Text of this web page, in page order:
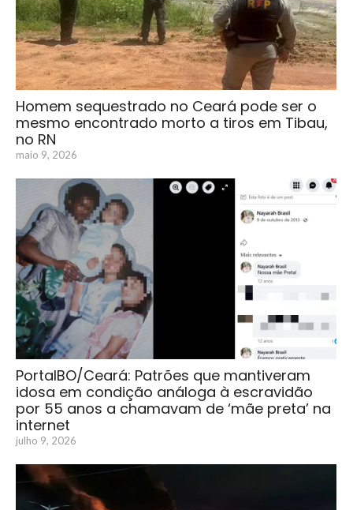
Homem sequestrado no Ceará pode ser o
mesmo encontrado morto a tiros em Tibau,
no RN
maio 9, 2026
PortalBO/Ceará: Patrões que mantiveram
idosa em condição análoga à escravidão
por 55 anos a chamavam de ‘mãe preta’ na
internet
julho 9, 2026